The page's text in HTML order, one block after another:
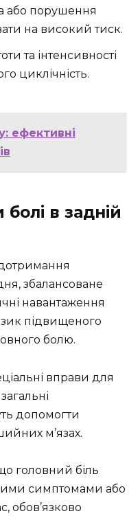
або порушення
на високий тиск.
та інтенсивності
циклічність.
ефективні
в задній
збалансоване
навантаження
підвищеного
болю.
вправи для
допомогти
м’язах.
головний біль
симптомами або
обов’язково